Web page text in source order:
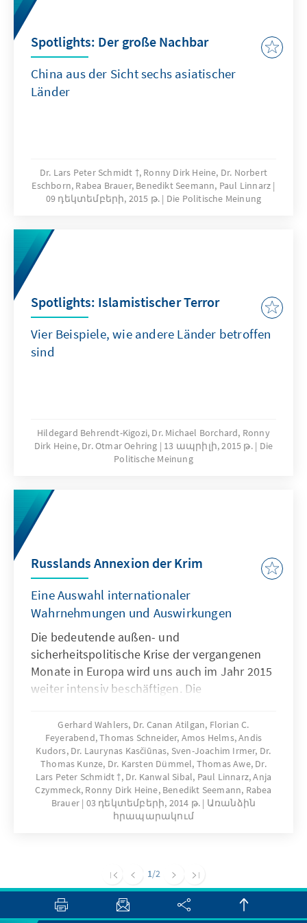
Spotlights: Der große Nachbar
China aus der Sicht sechs asiatischer
Länder
Dr. Lars Peter Schmidt †, Ronny Dirk Heine, Dr. Norbert
Eschborn, Rabea Brauer, Benedikt Seemann, Paul Linnarz
09 դեկտեմբերի, 2015 թ.
Die Politische Meinung
Spotlights: Islamistischer Terror
Vier Beispiele, wie andere Länder betroffen
sind
Hildegard Behrendt-Kigozi, Dr. Michael Borchard, Ronny
Dirk Heine, Dr. Otmar Oehring
13 ապրիլի, 2015 թ.
Die
Politische Meinung
Russlands Annexion der Krim
Eine Auswahl internationaler
Wahrnehmungen und Auswirkungen
Die bedeutende außen- und
sicherheitspolitische Krise der vergangenen
Monate in Europa wird uns auch im Jahr 2015
weiter intensiv beschäftigen. Die
ukrainischen Halbinsel Krim durch Russland
ist die erste gewaltsame Grenzverschiebung
eines Staates in Europa seit dem Ende des
Zweiten Weltkriegs. Wie wird die Krim-
Annexion gerade auch in anderen
postsowjetischen Staaten und der
erweiterten Nachbarschaft Russlands
einem Bezugspunkt für gewaltsames Handeln
andernorts wird?
Gerhard Wahlers, Dr. Canan Atilgan, Florian C.
Feyerabend, Thomas Schneider, Amos Helms, Andis
Kudors, Dr. Laurynas Kasčiūnas, Sven-Joachim Irmer, Dr.
Thomas Kunze, Dr. Karsten Dümmel, Thomas Awe, Dr.
Lars Peter Schmidt †, Dr. Kanwal Sibal, Paul Linnarz, Anja
Czymmeck, Ronny Dirk Heine, Benedikt Seemann, Rabea
Brauer 03 դեկտեմբերի, 2014 թ.
Առանձին
հրապարակում
1/2